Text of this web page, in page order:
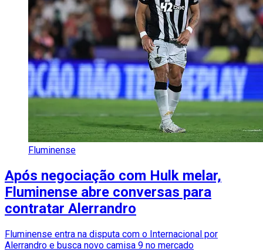
Fluminense
Após negociação com Hulk melar,
Fluminense abre conversas para
contratar Alerrandro
Fluminense entra na disputa com o Internacional por
Alerrandro e busca novo camisa 9 no mercado